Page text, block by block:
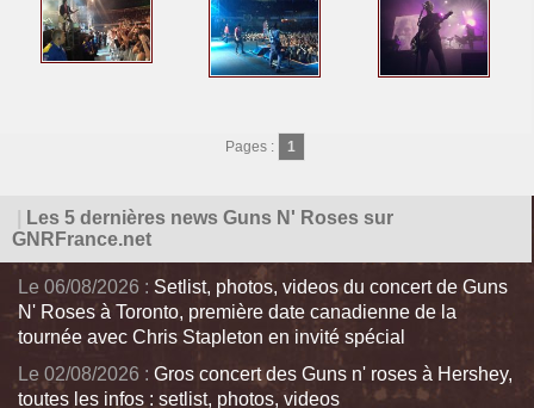
Pages : 1
Les 5 dernières news Guns N' Roses sur
GNRFrance.net
Le 06/08/2026 : Setlist, photos, videos du concert de Guns
N' Roses à Toronto, première date canadienne de la
tournée avec Chris Stapleton en invité spécial
Le 02/08/2026 : Gros concert des Guns n' roses à Hershey,
toutes les infos : setlist, photos, videos